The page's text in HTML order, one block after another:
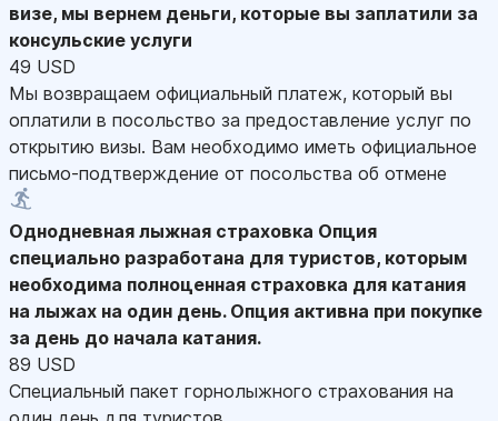
визе, мы вернем деньги, которые вы заплатили за
консульские услуги
49 USD
Мы возвращаем официальный платеж, который вы
оплатили в посольство за предоставление услуг по
открытию визы. Вам необходимо иметь официальное
письмо-подтверждение от посольства об отмене
Однодневная лыжная страховка Опция
специально разработана для туристов, которым
необходима полноценная страховка для катания
на лыжах на один день. Опция активна при покупке
за день до начала катания.
89 USD
Специальный пакет горнолыжного страхования на